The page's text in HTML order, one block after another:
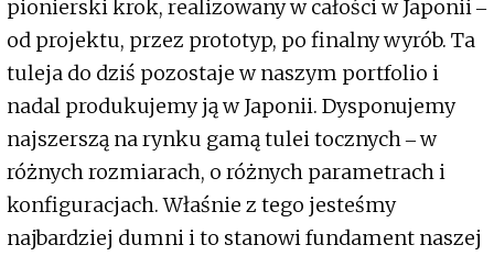
pionierski krok, realizowany w całości w Japonii ‒
od projektu, przez prototyp, po finalny wyrób. Ta
tuleja do dziś pozostaje w naszym portfolio i
nadal produkujemy ją w Japonii. Dysponujemy
najszerszą na rynku gamą tulei tocznych ‒ w
różnych rozmiarach, o różnych parametrach i
konfiguracjach. Właśnie z tego jesteśmy
najbardziej dumni i to stanowi fundament naszej